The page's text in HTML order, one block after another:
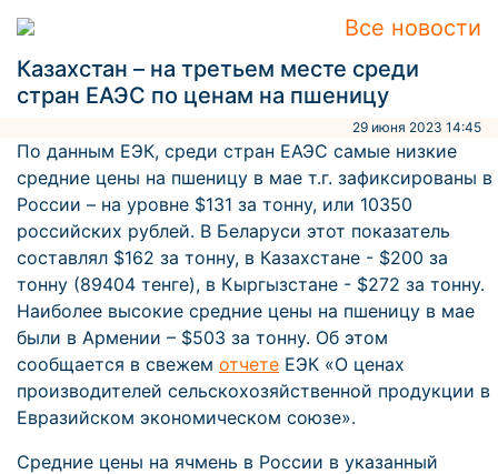
Все новости
Казахстан – на третьем месте среди
стран ЕАЭС по ценам на пшеницу
29 июня 2023 14:45
По данным ЕЭК, среди стран ЕАЭС самые низкие
средние цены на пшеницу в мае т.г. зафиксированы в
России – на уровне $131 за тонну, или 10350
российских рублей. В Беларуси этот показатель
составлял $162 за тонну, в Казахстане - $200 за
тонну (89404 тенге), в Кыргызстане - $272 за тонну.
Наиболее высокие средние цены на пшеницу в мае
были в Армении – $503 за тонну. Об этом
сообщается в свежем отчете ЕЭК «О ценах
производителей сельскохозяйственной продукции в
Евразийском экономическом союзе».
Средние цены на ячмень в России в указанный